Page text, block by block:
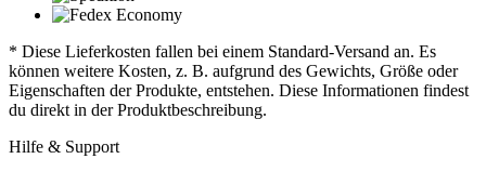
* Diese Lieferkosten fallen bei einem Standard-Versand an. Es
können weitere Kosten, z. B. aufgrund des Gewichts, Größe oder
Eigenschaften der Produkte, entstehen. Diese Informationen findest
du direkt in der Produktbeschreibung.
Hilfe & Support